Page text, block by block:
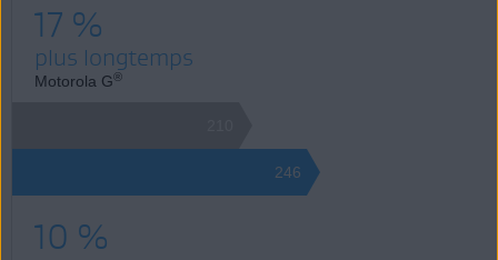
17 %
plus longtemps
Motorola G®
246
10 %